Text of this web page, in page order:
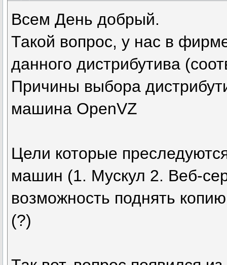
Всем День добрый.
Такой вопрос, у нас в
данного дистрибутива
Причины выбора
машина OpenVZ
Цели которые
машин (1. Мускул 2. Веб-
возможность поднять
(?)